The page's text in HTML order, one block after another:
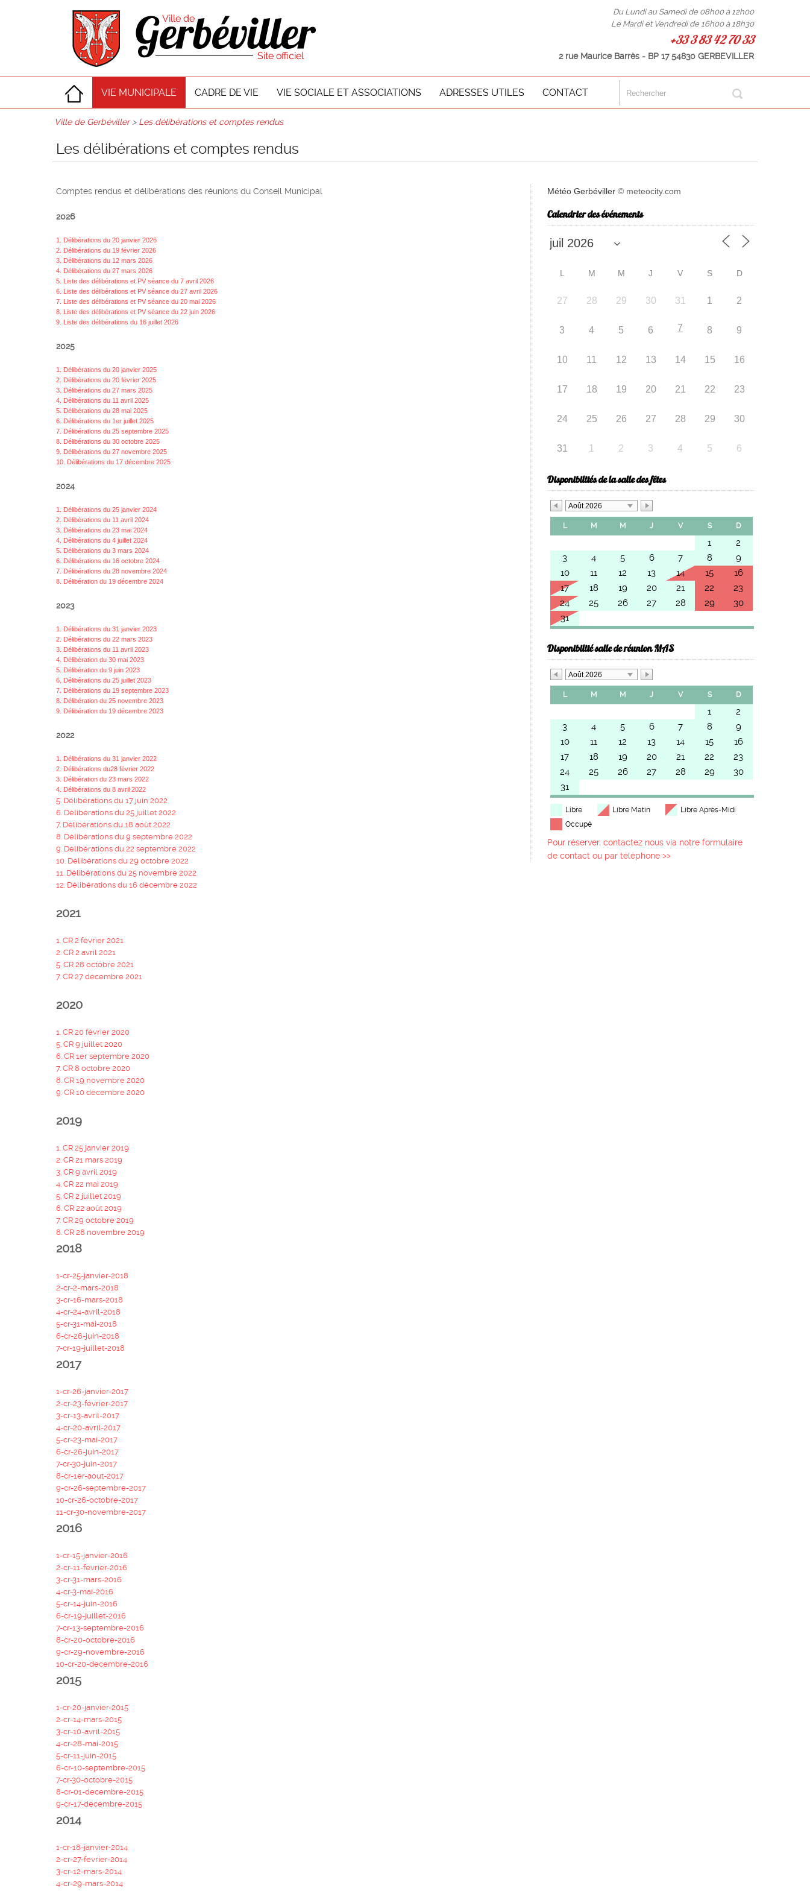
Du Lundi au Samedi de 08h00 à 12h00
Le Mardi et Vendredi de 16h00 à 18h30
+33 3 83 42 70 33
2 rue Maurice Barrès - BP 17 54830 GERBEVILLER
VIE MUNICIPALE CADRE DE VIE VIE SOCIALE ET ASSOCIATIONS ADRESSES UTILES CONTACT
Ville de Gerbéviller> Les délibérations et comptes rendus
Les délibérations et comptes rendus
Comptes rendus et délibérations des réunions du Conseil Municipal
2026
1. Délibérations du 20 janvier 2026
2. Délibérations du 19 février 2026
3. Délibérations du 12 mars 2026
4. Délibérations du 27 mars 2026
5. Liste des délibérations et PV séance du 7 avril 2026
6. Liste des délibérations et PV séance du 27 avril 2026
7. Liste des délibérations et PV séance du 20 mai 2026
8. Liste des délibérations et PV séance du 22 juin 2026
9. Liste des délibérations du 16 juillet 2026
2025
1. Délibérations du 20 janvier 2025
2. Délibérations du 20 février 2025
3. Délibérations du 27 mars 2025
4. Délibérations du 11 avril 2025
5. Délibérations du 28 mai 2025
6. Délibérations du 1er juillet 2025
7. Délibérations du 25 septembre 2025
8. Délibérations du 30 octobre 2025
9. Délibérations du 27 novembre 2025
10. Délibérations du 17 décembre 2025
2024
1. Délibérations du 25 janvier 2024
2. Délibérations du 11 avril 2024
3. Délibérations du 23 mai 2024
4. Délibérations du 4 juillet 2024
5. Délibérations du 3 mars 2024
6. Délibérations du 16 octobre 2024
7. Délibérations du 28 novembre 2024
8. Délibération du 19 décembre 2024
2023
1. Délibérations du 31 janvier 2023
2. Délibérations du 22 mars 2023
3. Délibérations du 11 avril 2023
4. Délibération du 30 mai 2023
5. Délibération du 9 juin 2023
6. Délibérations du 25 juillet 2023
7. Délibérations du 19 septembre 2023
8. Délibération du 25 novembre 2023
9. Délibération du 19 décembre 2023
2022
1. Délibérations du 31 janvier 2022
2. Délibérations du28 février 2022
3. Délibération du 23 mars 2022
4. Délibérations du 8 avril 2022
5. Délibérations du 17 juin 2022
6. Délibérations du 25 juillet 2022
7. Délibérations du 18 août 2022
8. Délibérations du 9 septembre 2022
9. Délibérations du 22 septembre 2022
10. Délibérations du 29 octobre 2022
11. Délibérations du 25 novembre 2022
12. Délibérations du 16 décembre 2022
2021
1. CR 2 février 2021
2. CR 2 avril 2021
5. CR 28 octobre 2021
7. CR 27 décembre 2021
2020
1. CR 20 février 2020
5. CR 9 juillet 2020
6. CR 1er septembre 2020
7. CR 8 octobre 2020
8. CR 19 novembre 2020
9. CR 10 décembre 2020
2019
1. CR 25 janvier 2019
2. CR 21 mars 2019
3. CR 9 avril 2019
4. CR 22 mai 2019
5. CR 2 juillet 2019
6. CR 22 août 2019
7. CR 29 octobre 2019
8. CR 28 novembre 2019
2018
1-cr-25-janvier-2018
2-cr-2-mars-2018
3-cr-16-mars-2018
4-cr-24-avril-2018
5-cr-31-mai-2018
6-cr-26-juin-2018
7-cr-19-juillet-2018
2017
1-cr-26-janvier-2017
2-cr-23-février-2017
3-cr-13-avril-2017
4-cr-20-avril-2017
5-cr-23-mai-2017
6-cr-26-juin-2017
7-cr-30-juin-2017
8-cr-1er-aout-2017
9-cr-26-septembre-2017
10-cr-26-octobre-2017
11-cr-30-novembre-2017
2016
1-cr-15-janvier-2016
2-cr-11-fevrier-2016
3-cr-31-mars-2016
4-cr-3-mai-2016
5-cr-14-juin-2016
6-cr-19-juillet-2016
7-cr-13-septembre-2016
8-cr-20-octobre-2016
9-cr-29-novembre-2016
10-cr-20-decembre-2016
2015
1-cr-20-janvier-2015
2-cr-14-mars-2015
3-cr-10-avril-2015
4-cr-28-mai-2015
5-cr-11-juin-2015
6-cr-10-septembre-2015
7-cr-30-octobre-2015
8-cr-01-decembre-2015
9-cr-17-decembre-2015
2014
1-cr-18-janvier-2014
2-cr-27-fevrier-2014
3-cr-12-mars-2014
4-cr-29-mars-2014
Météo Gerbéviller © meteocity.com
Calendrier des événements
L M M J V S D
27 28 29 30 31 1 2
3 4 5 6 7 8 9
10 11 12 13 14 15 16
17 18 19 20 21 22 23
24 25 26 27 28 29 30
31 1 2 3 4 5 6
Disponibilités de la salle des fêtes
Août 2026
L M M J V S D
1
2
3
4 5 6 7 8
9
10
11 12 13 14 15
16
17
18 19 20 21 22
23
24
25 26 27 28 29
30
31
Disponibilité salle de réunion MAS
Août 2026
L M M J V S D
1
2
3
4 5 6 7 8
9
10
11 12 13 14 15
16
17
18 19 20 21 22
23
24
25 26 27 28 29
30
31
Libre Libre Matin
Libre Après-Midi
Occupé
Pour réserver, contactez nous via notre formulaire
de contact ou par téléphone >>